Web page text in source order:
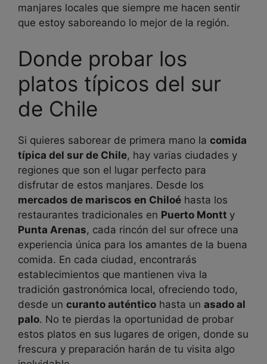
manjares locales que siempre me hacen sentir
que estoy saboreando lo mejor de la región.
Donde probar los
platos típicos del sur
de Chile
Si quieres saborear de primera mano la comida
típica del sur de Chile, hay varias ciudades y
regiones que son el lugar perfecto para
disfrutar de estos manjares. Desde los
mercados de mariscos en Chiloé hasta los
restaurantes tradicionales en Puerto Montt y
Punta Arenas, cada rincón del sur ofrece una
experiencia única para los amantes de la buena
comida. En cada ciudad, encontrarás
establecimientos que mantienen viva la
tradición gastronómica local, ofreciendo todo,
desde un curanto auténtico hasta un asado al
palo. No te pierdas la oportunidad de probar
estos platos en sus lugares de origen, donde su
frescura y preparación harán de tu visita algo